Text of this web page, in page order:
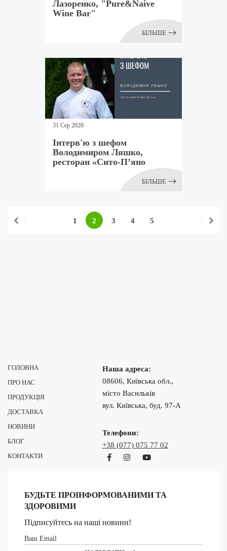
Лазоренко, "Pure&Naive
Wine Bar"
БІЛЬШЕ
31 Сер 2020
Інтерв'ю з шефом
Володимиром Ляшко,
ресторан «Сито-П’яно
БІЛЬШЕ
1 2 3 4 5
ГОЛОВНА
ПРО НАС
ПРОДУКЦІЯ
ДОСТАВКА
НОВИНИ
БЛОГ
КОНТАКТИ
БУДЬТЕ ПРОІНФОРМОВАНИМИ ТА
ЗДОРОВИМИ
Підписуйтесь на наші новини!
Наша адреса:
08606, Київська обл.,
місто Васильків
вул. Київська, буд. 97-А
Телефони:
+38 (077) 075 77 02